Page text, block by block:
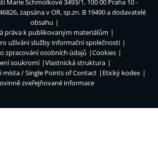
zapsána v OR, sp.zn. B 19490 a dodavatelé
obsahu
práva k publikovaným materiálům
užívání služby informační společnosti
zpracování osobních údajů
Cookies
soukromí
Vlastnická struktura
/ Single Points of Contact
Etický kodex
zveřejňované informace